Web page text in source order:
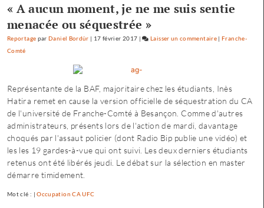
quatre
« A aucun moment, je ne me suis sentie
menacée ou séquestrée »
Reportage parDaniel Bordür | 17 février 2017 | Laisser un commentaire on
de
l’Université
de
Franche-
Comté
:
quatre
|Franche-
Comté
Représentante de la BAF, majoritaire chez les étudiants, Inès
Hatira remet en cause la version officielle de séquestration du CA
de l'université de Franche-Comté à Besançon. Comme d'autres
administrateurs, présents lors de l'action de mardi, davantage
choqués par l'assaut policier (dont Radio Bip publie une vidéo) et
les les 19 gardes-à-vue qui ont suivi. Les deux derniers étudiants
retenus ont été libérés jeudi. Le débat sur la sélection en master
démarre timidement.
Mot clé : |Occupation CA UFC